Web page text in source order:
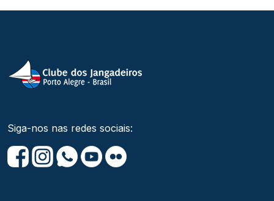
Siga-nos nas redes sociais: